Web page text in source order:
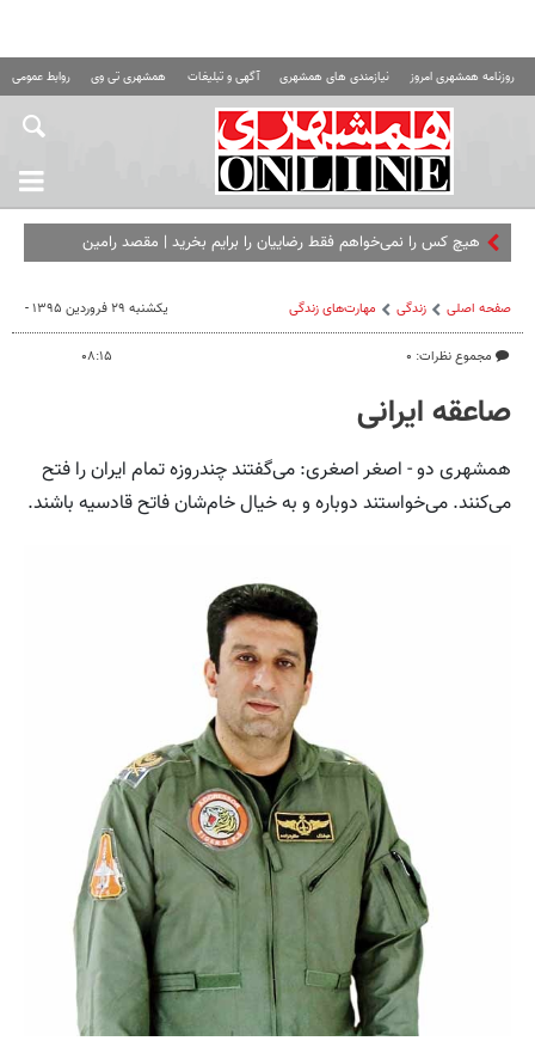
روزنامه همشهری امروز نیازمندی های همشهری آگهی و تبلیغات همشهری تی وی روابط عمومی
هیچ کس را نمی‌خواهم فقط رضاییان را برایم بخرید | مقصد رامین
صفحه اصلی زندگی مهارت‌های زندگی
مجموع نظرات: ۰
یکشنبه ۲۹ فروردین ۱۳۹۵ -
۰۸:۱۵
صاعقه ایرانی
همشهری دو - اصغر اصغری: می‌گفتند چندروزه تمام ایران را فتح
می‌کنند. می‌خواستند دوباره و به خیال خام‌شان فاتح قادسیه باشند.